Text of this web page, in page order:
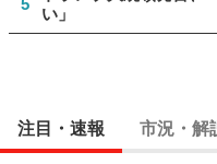
5
い」
注目・速報 市況・解